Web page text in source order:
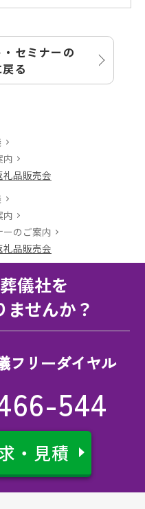
セミナーの
る
内
品販売会
内
のご案内
品販売会
儀社を
ませんか？
フリーダイヤル
544
・見積